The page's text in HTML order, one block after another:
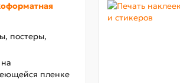
постеры,
пленке